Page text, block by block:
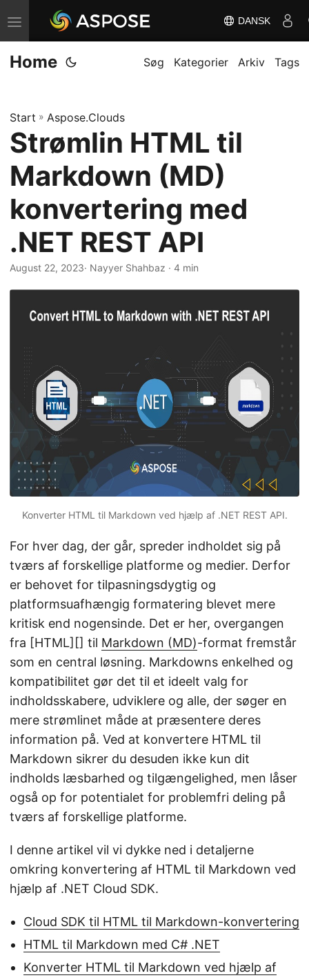
S
k
i
n
a
i
g
a
i
o
n
DANSK
Home Søg Kategorier Arkiv Tags
Start » Aspose.Clouds
Strømlin HTML til
Markdown (MD)
konvertering med
.NET REST API
August 22, 2023· Nayyer Shahbaz · 4 min
Konverter HTML til Markdown ved hjælp af .NET REST API.
For hver dag, der går, spreder indholdet sig på
tværs af forskellige platforme og medier. Derfor
er behovet for tilpasningsdygtig og
platformsuafhængig formatering blevet mere
kritisk end nogensinde. Det er her, overgangen
fra [HTML][] til Markdown (MD)-format fremstår
som en central løsning. Markdowns enkelhed og
kompatibilitet gør det til et ideelt valg for
indholdsskabere, udviklere og alle, der søger en
mere strømlinet måde at præsentere deres
information på. Ved at konvertere HTML til
Markdown sikrer du desuden ikke kun dit
indholds læsbarhed og tilgængelighed, men låser
også op for potentialet for problemfri deling på
tværs af forskellige platforme.
I denne artikel vil vi dykke ned i detaljerne
omkring konvertering af HTML til Markdown ved
hjælp af .NET Cloud SDK.
Cloud SDK til HTML til Markdown-konvertering
HTML til Markdown med C# .NET
Konverter HTML til Markdown ved hjælp af